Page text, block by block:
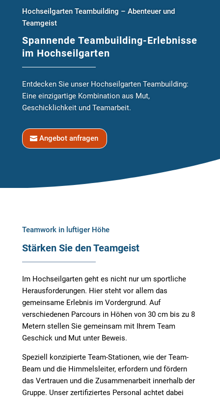
Hochseilgarten Teambuilding – Abenteuer und
Teamgeist
Spannende Teambuilding-Erlebnisse
im Hochseilgarten
Entdecken Sie unser Hochseilgarten Teambuilding:
Eine einzigartige Kombination aus Mut,
Geschicklichkeit und Teamarbeit.
Angebot anfragen
Teamwork in luftiger Höhe
Stärken Sie den Teamgeist
Im Hochseilgarten geht es nicht nur um sportliche
Herausforderungen. Hier steht vor allem das
gemeinsame Erlebnis im Vordergrund. Auf
verschiedenen Parcours in Höhen von 30 cm bis zu 8
Metern stellen Sie gemeinsam mit Ihrem Team
Geschick und Mut unter Beweis.
Speziell konzipierte Team-Stationen, wie der Team-
Beam und die Himmelsleiter, erfordern und fördern
das Vertrauen und die Zusammenarbeit innerhalb der
Gruppe. Unser zertifiziertes Personal achtet dabei